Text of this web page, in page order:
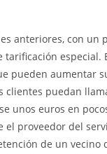
anteriores, con
pueden aumentar
clientes puedan
unos euros en
proveedor del
de un